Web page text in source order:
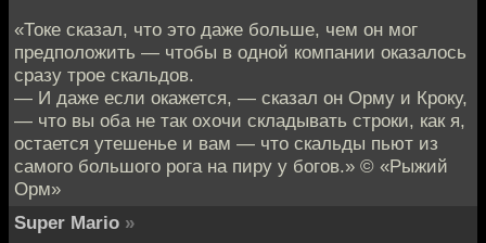
«Токе сказал, что это даже больше, чем он мог
предположить — чтобы в одной компании оказалось
сразу трое скальдов.
— И даже если окажется, — сказал он Орму и Кроку,
— что вы оба не так охочи складывать строки, как я,
остается утешенье и вам — что скальды пьют из
самого большого рога на пиру у богов.» © «Рыжий
Орм»
Super Mario »